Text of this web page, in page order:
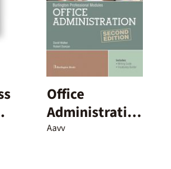
Office
Administratio
n Student's
Aavv